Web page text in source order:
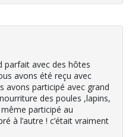
parfait avec des hôtes
avons été reçu avec
avons participé avec grand
des poules ,lapins,
participé au
à l’autre ! c’était vraiment